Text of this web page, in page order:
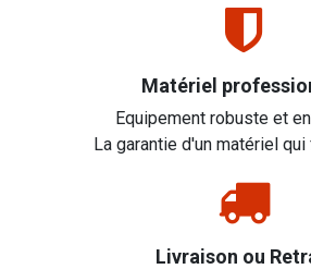
Matériel
Equipement robuste et
La garantie d'un matériel
Livraison ou